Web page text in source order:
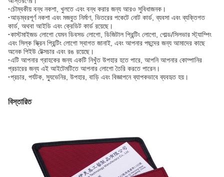
·চৌম্বকীয় বন্ধ নকশা, খুলতে এবং বন্ধ করার জন্য আরও সুবিধাজনক।
·আড়ম্বরপূর্ণ নকশা এবং মজবুত নির্মাণ, ভিতরের পকেটে নোট কার্ড, ব্যবসা এবং ব্যক্তিগত
কার্ড, অথবা আইডি এবং ক্রেডিট কার্ড রয়েছে।
·কাস্টমাইজড লোগো যেমন ডিবসড লোগো, ডিজিটাল প্রিন্টিং লোগো, গোল্ড/সিলভার স্ট্যাম্পিং
এবং সিল্ক স্ক্রিন প্রিন্টিং লোগো স্বাগত জানাই, এবং আপনার পছন্দের জন্য আমাদের কাছে
অনেক পিইউ টেক্সচার এবং রঙ রয়েছে।
·এটি আপনার গ্রাহকের জন্য একটি নিখুঁত উপহার হতে পারে, আপনি আপনার কোম্পানির
প্রচারের জন্য এই আইটেমটিতে আপনার লোগো তৈরি করতে পারেন।
·প্রচার, পর্যটক, স্যুভেনির, উপহার, বাড়ি এবং বিজ্ঞাপনে ব্যাপকভাবে ব্যবহৃত হয়।
বিস্তারিত